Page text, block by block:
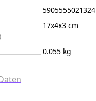
5905555021324
17x4x3 cm
0.055 kg